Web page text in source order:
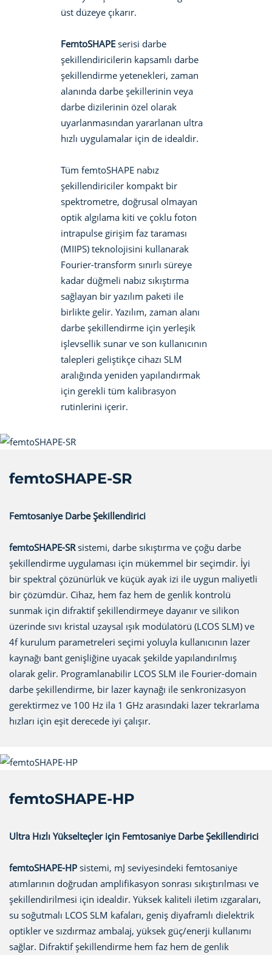
üst düzeye çıkarır.
FemtoSHAPE serisi darbe
şekillendiricilerin kapsamlı darbe
şekillendirme yetenekleri, zaman
alanında darbe şekillerinin veya
darbe dizilerinin özel olarak
uyarlanmasından yararlanan ultra
hızlı uygulamalar için de idealdir.
Tüm femtoSHAPE nabız
şekillendiriciler kompakt bir
spektrometre, doğrusal olmayan
optik algılama kiti ve çoklu foton
intrapulse girişim faz taraması
(MIIPS) teknolojisini kullanarak
Fourier-transform sınırlı süreye
kadar düğmeli nabız sıkıştırma
sağlayan bir yazılım paketi ile
birlikte gelir. Yazılım, zaman alanı
darbe şekillendirme için yerleşik
işlevsellik sunar ve son kullanıcının
talepleri geliştikçe cihazı SLM
aralığında yeniden yapılandırmak
için gerekli tüm kalibrasyon
rutinlerini içerir.
femtoSHAPE-SR
Femtosaniye Darbe Şekillendirici
femtoSHAPE-SR sistemi, darbe sıkıştırma ve çoğu darbe
şekillendirme uygulaması için mükemmel bir seçimdir. İyi
bir spektral çözünürlük ve küçük ayak izi ile uygun maliyetli
bir çözümdür. Cihaz, hem faz hem de genlik kontrolü
sunmak için difraktif şekillendirmeye dayanır ve silikon
üzerinde sıvı kristal uzaysal ışık modülatörü (LCOS SLM) ve
4f kurulum parametreleri seçimi yoluyla kullanıcının lazer
kaynağı bant genişliğine uyacak şekilde yapılandırılmış
olarak gelir. Programlanabilir LCOS SLM ile Fourier-domain
darbe şekillendirme, bir lazer kaynağı ile senkronizasyon
gerektirmez ve 100 Hz ila 1 GHz arasındaki lazer tekrarlama
hızları için eşit derecede iyi çalışır.
femtoSHAPE-HP
Ultra Hızlı Yükselteçler için Femtosaniye Darbe Şekillendirici
femtoSHAPE-HP sistemi, mJ seviyesindeki femtosaniye
atımlarının doğrudan amplifikasyon sonrası sıkıştırılması ve
şekillendirilmesi için idealdir. Yüksek kaliteli iletim ızgaraları,
su soğutmalı LCOS SLM kafaları, geniş diyaframlı dielektrik
optikler ve sızdırmaz ambalaj, yüksek güç/enerji kullanımı
sağlar. Difraktif şekillendirme hem faz hem de genlik